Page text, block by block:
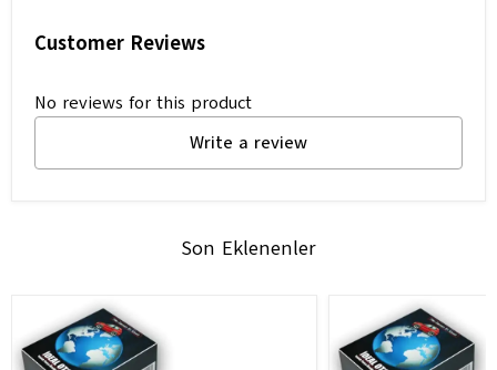
Customer Reviews
No reviews for this product
Write a review
Son Eklenenler